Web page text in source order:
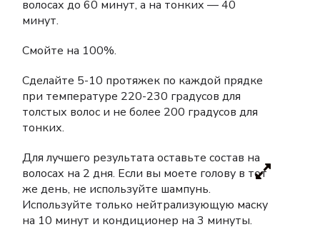
волосах до 60 минут, а на тонких — 40
минут.
Смойте на 100%.
Сделайте 5-10 протяжек по каждой прядке
при температуре 220-230 градусов для
толстых волос и не более 200 градусов для
тонких.
Для лучшего результата оставьте состав на
волосах на 2 дня. Если вы моете голову в тот
же день, не используйте шампунь.
Используйте только нейтрализующую маску
на 10 минут и кондиционер на 3 минуты.